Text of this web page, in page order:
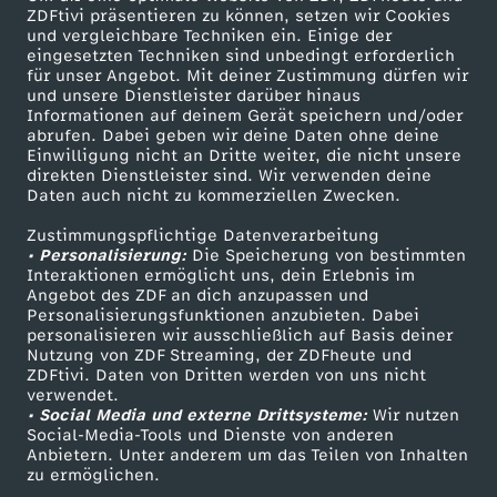
ZDFtivi präsentieren zu können, setzen wir Cookies
und vergleichbare Techniken ein. Einige der
eingesetzten Techniken sind unbedingt erforderlich
für unser Angebot. Mit deiner Zustimmung dürfen wir
und unsere Dienstleister darüber hinaus
Informationen auf deinem Gerät speichern und/oder
abrufen. Dabei geben wir deine Daten ohne deine
Einwilligung nicht an Dritte weiter, die nicht unsere
direkten Dienstleister sind. Wir verwenden deine
Daten auch nicht zu kommerziellen Zwecken.
Zustimmungspflichtige Datenverarbeitung
• Personalisierung:Die Speicherung von bestimmten
Interaktionen ermöglicht uns, dein Erlebnis im
Angebot des ZDF an dich anzupassen und
Personalisierungsfunktionen anzubieten. Dabei
personalisieren wir ausschließlich auf Basis deiner
Nutzung von ZDF Streaming, der ZDFheute und
ZDFtivi. Daten von Dritten werden von uns nicht
verwendet.
• Social Media und externe Drittsysteme:Wir nutzen
Social-Media-Tools und Dienste von anderen
Anbietern. Unter anderem um das Teilen von Inhalten
zu ermöglichen.
t
e
H
i
r
t
e
Mehr ZDF
ZDF-Apps
Smart TV
ZDFtext
Livestreams
Sendungen A-Z
TV-Programm
Service
ZDFmitreden
Kontakt zum ZDF
Tickets
Zuschauerservice
Hilfe
ZDF Unternehmen
Karriere